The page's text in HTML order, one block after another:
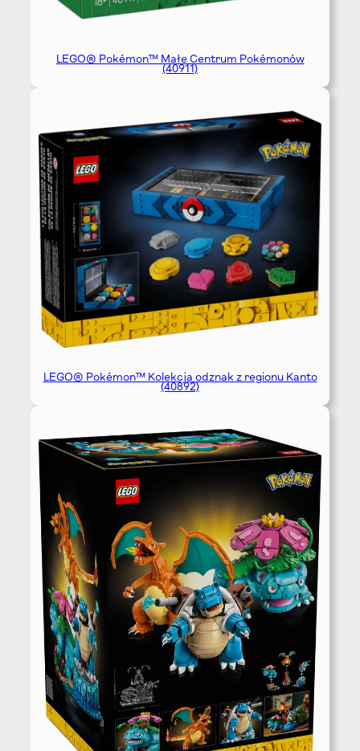
LEGO® Pokémon™ Małe Centrum Pokémonów
(40911)
LEGO® Pokémon™ Kolekcja odznak z regionu Kanto
(40892)